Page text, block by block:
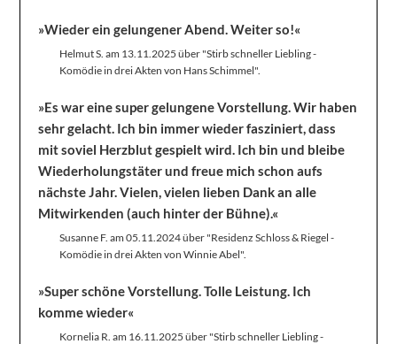
»Wieder ein gelungener Abend. Weiter so!«
Helmut S. am 13.11.2025 über "Stirb schneller Liebling -
Komödie in drei Akten von Hans Schimmel".
»Es war eine super gelungene Vorstellung. Wir haben
sehr gelacht. Ich bin immer wieder fasziniert, dass
mit soviel Herzblut gespielt wird. Ich bin und bleibe
Wiederholungstäter und freue mich schon aufs
nächste Jahr. Vielen, vielen lieben Dank an alle
Mitwirkenden (auch hinter der Bühne).«
Susanne F. am 05.11.2024 über "Residenz Schloss & Riegel -
Komödie in drei Akten von Winnie Abel".
»Super schöne Vorstellung. Tolle Leistung. Ich
komme wieder«
Kornelia R. am 16.11.2025 über "Stirb schneller Liebling -